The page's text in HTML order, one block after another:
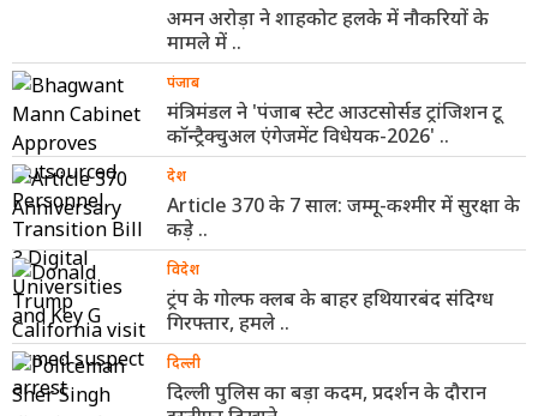
अमन अरोड़ा ने शाहकोट हलके में नौकरियों के
मामले में ..
पंजाब
मंत्रिमंडल ने 'पंजाब स्टेट आउटसोर्सड ट्रांजिशन टू
कॉन्ट्रैक्चुअल एंगेजमेंट विधेयक-2026' ..
देश
Article 370 के 7 साल: जम्मू-कश्मीर में सुरक्षा के
कड़े ..
विदेश
ट्रंप के गोल्फ क्लब के बाहर हथियारबंद संदिग्ध
गिरफ्तार, हमले ..
दिल्ली
दिल्ली पुलिस का बड़ा कदम, प्रदर्शन के दौरान